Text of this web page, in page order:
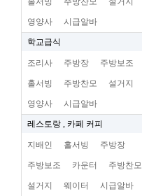
영양사 시급알바
학교급식
조리사 주방장 주방보조
홀서빙 주방찬모 설거지
영양사 시급알바
레스토랑 , 카페 커피
지배인 홀서빙 주방장
주방보조 카운터 주방찬모
설거지 웨이터 시급알바